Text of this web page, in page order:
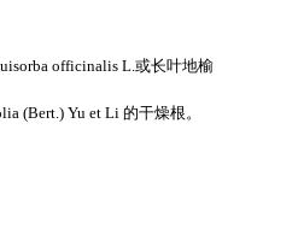
officinalis L.或长叶地榆
(Bert.) Yu et Li 的干燥根。